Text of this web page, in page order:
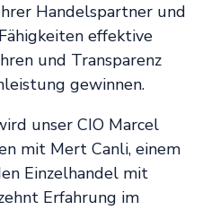
Handelspartner und
effektive
und Transparenz
gewinnen.
unser CIO Marcel
mit Mert Canli, einem
Einzelhandel mit
Erfahrung im